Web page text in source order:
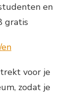
en
gratis
voor je
zodat je